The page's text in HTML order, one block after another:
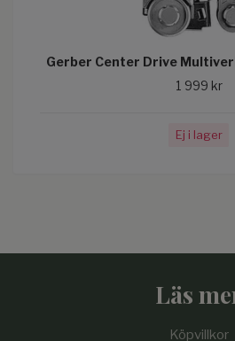
Gerber Center Drive
1 999 kr
Ej i lager
Läs
Köpvillkor